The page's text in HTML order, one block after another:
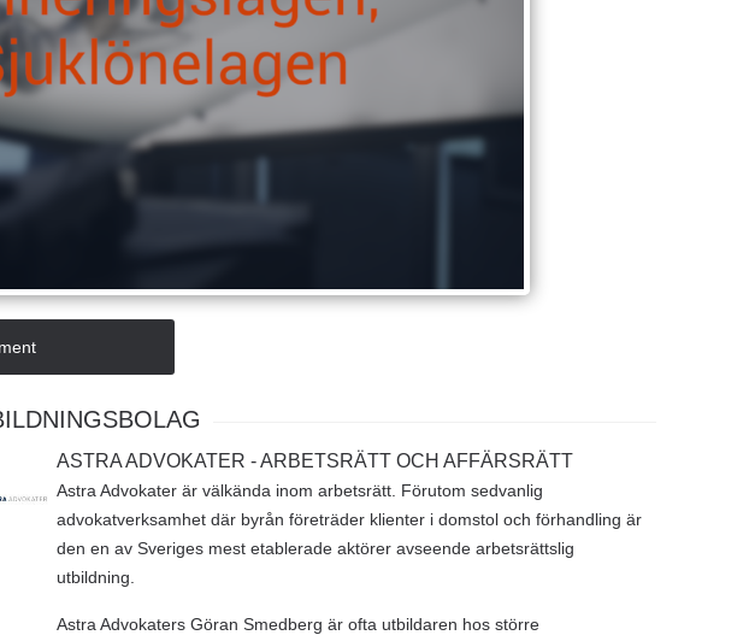
ASTRA ADVOKATER - ARBETSRÄTT OCH AFFÄRSRÄTT
Astra Advokater är välkända inom arbetsrätt. Förutom sedvanlig
advokatverksamhet där byrån företräder klienter i domstol och förhandling är
den en av Sveriges mest etablerade aktörer avseende arbetsrättslig
utbildning.
Astra Advokaters Göran Smedberg är ofta utbildaren hos större